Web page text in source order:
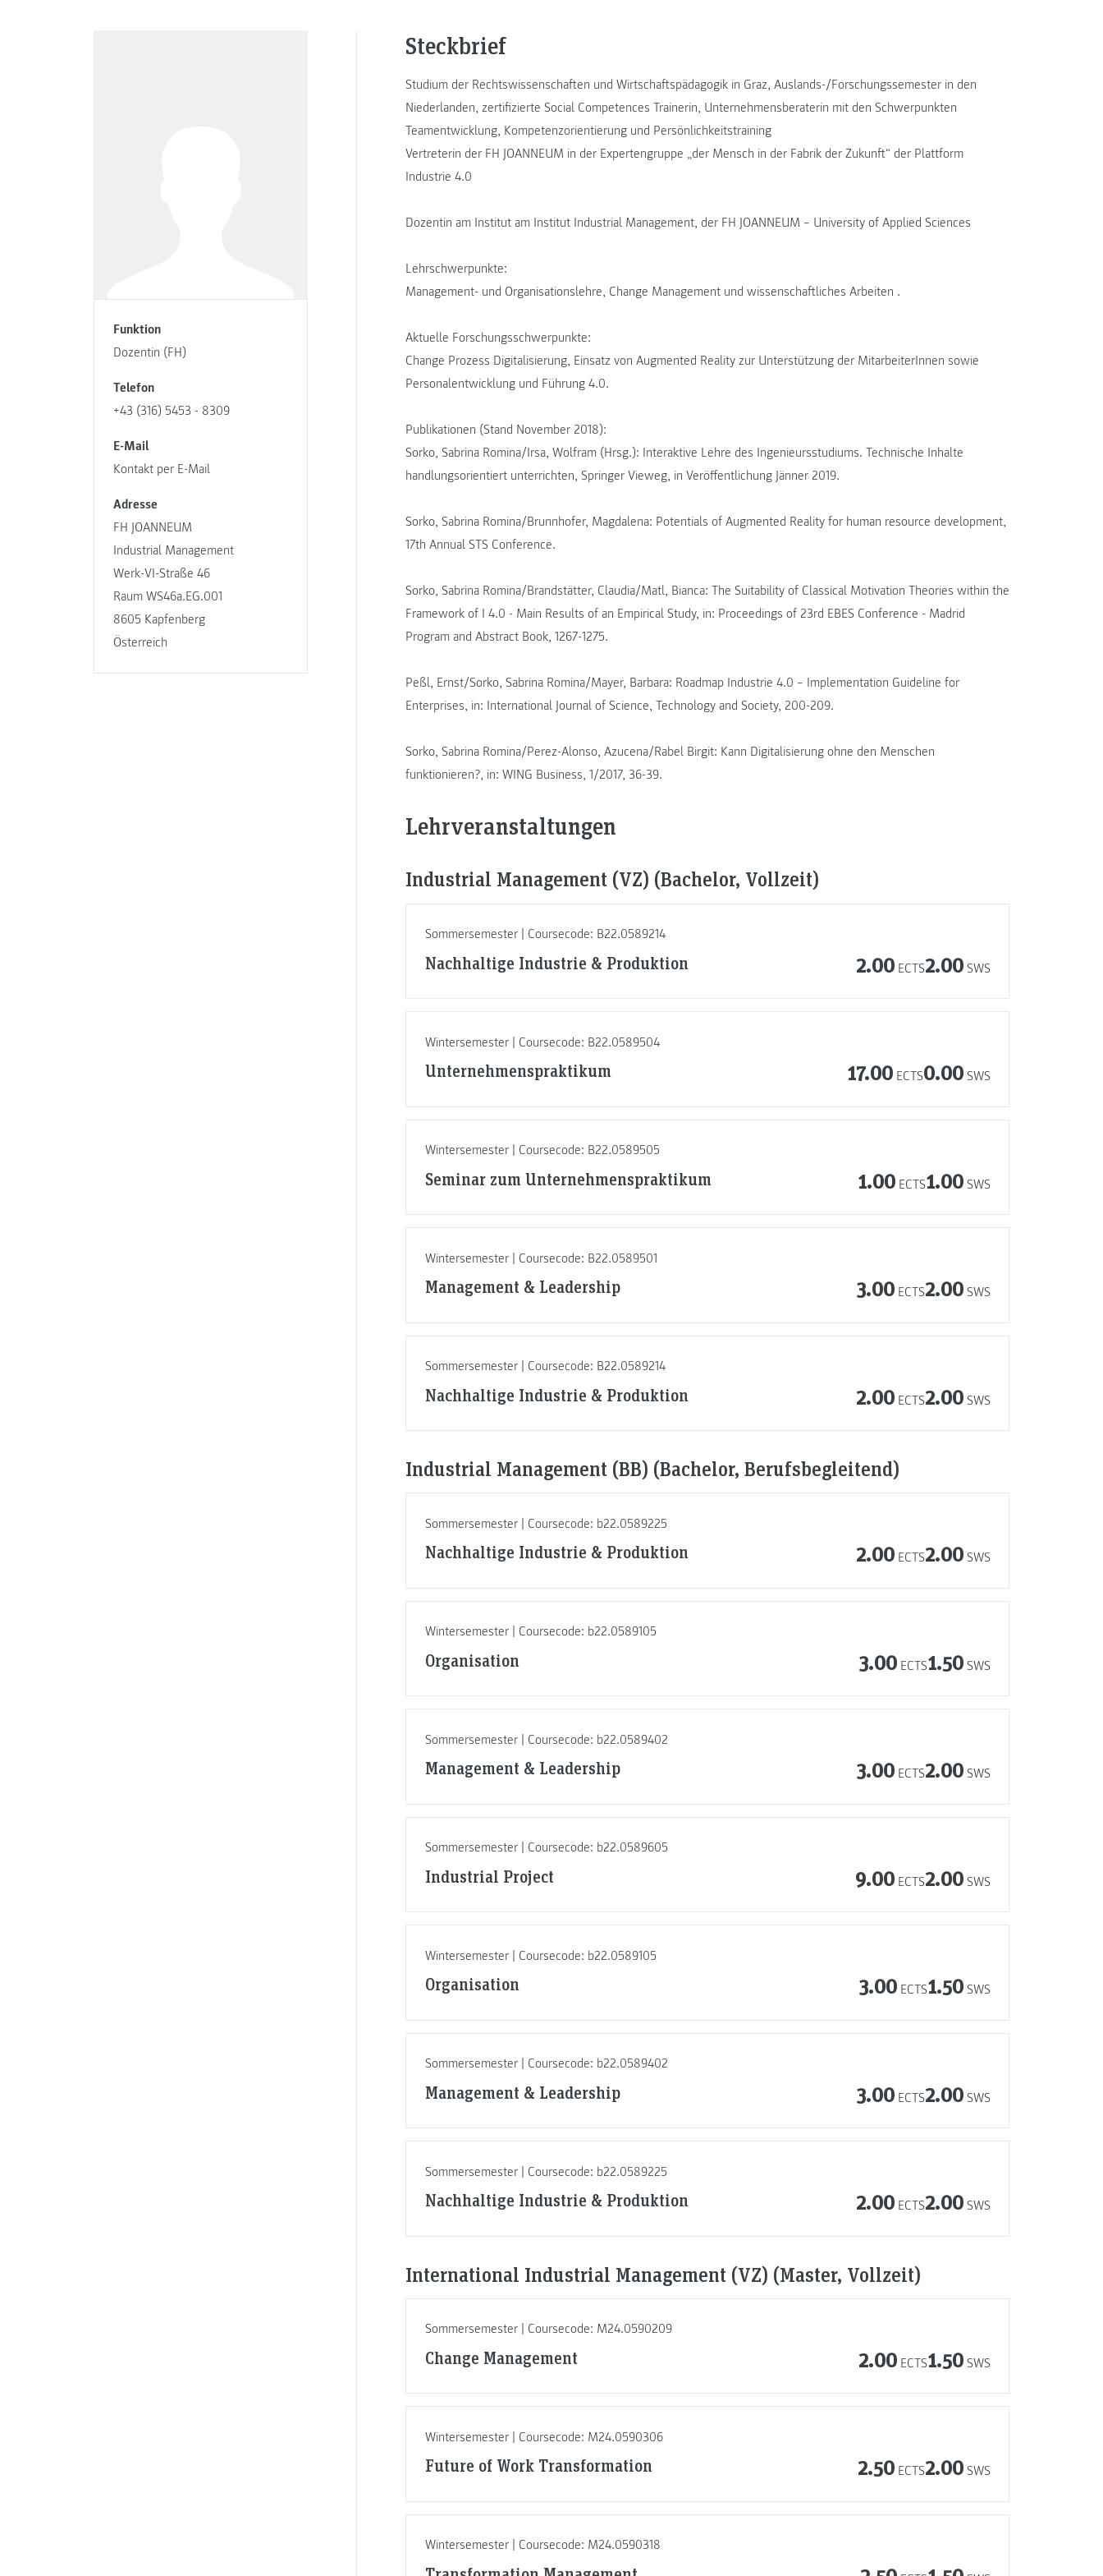
Funktion
Dozentin (FH)
Telefon
+43 (316) 5453 - 8309
E-Mail
Kontakt per E-Mail
Adresse
FH JOANNEUM
Industrial Management
Werk-VI-Straße 46
Raum WS46a.EG.001
8605 Kapfenberg
Österreich
Steckbrief
Studium der Rechtswissenschaften und Wirtschaftspädagogik in Graz, Auslands-/Forschungssemester in den
Niederlanden, zertifizierte Social Competences Trainerin, Unternehmensberaterin mit den Schwerpunkten
Teamentwicklung, Kompetenzorientierung und Persönlichkeitstraining
Vertreterin der FH JOANNEUM in der Expertengruppe „der Mensch in der Fabrik der Zukunft“ der Plattform
Industrie 4.0
Dozentin am Institut am Institut Industrial Management, der FH JOANNEUM – University of Applied Sciences
Lehrschwerpunkte:
Management- und Organisationslehre, Change Management und wissenschaftliches Arbeiten .
Aktuelle Forschungsschwerpunkte:
Change Prozess Digitalisierung, Einsatz von Augmented Reality zur Unterstützung der MitarbeiterInnen sowie
Personalentwicklung und Führung 4.0.
Publikationen (Stand November 2018):
Sorko, Sabrina Romina/Irsa, Wolfram (Hrsg.): Interaktive Lehre des Ingenieursstudiums. Technische Inhalte
handlungsorientiert unterrichten, Springer Vieweg, in Veröffentlichung Jänner 2019.
Sorko, Sabrina Romina/Brunnhofer, Magdalena: Potentials of Augmented Reality for human resource development,
17th Annual STS Conference.
Sorko, Sabrina Romina/Brandstätter, Claudia/Matl, Bianca: The Suitability of Classical Motivation Theories within the
Framework of I 4.0 - Main Results of an Empirical Study, in: Proceedings of 23rd EBES Conference - Madrid
Program and Abstract Book, 1267-1275.
Peßl, Ernst/Sorko, Sabrina Romina/Mayer, Barbara: Roadmap Industrie 4.0 – Implementation Guideline for
Enterprises, in: International Journal of Science, Technology and Society, 200-209.
Sorko, Sabrina Romina/Perez-Alonso, Azucena/Rabel Birgit: Kann Digitalisierung ohne den Menschen
funktionieren?, in: WING Business, 1/2017, 36-39.
Lehrveranstaltungen
Industrial Management (VZ) (Bachelor, Vollzeit)
Sommersemester | Coursecode: B22.0589214
Nachhaltige Industrie & Produktion 2.00 ECTS2.00 SWS
Wintersemester | Coursecode: B22.0589504
Unternehmenspraktikum 17.00 ECTS0.00 SWS
Wintersemester | Coursecode: B22.0589505
Seminar zum Unternehmenspraktikum 1.00 ECTS1.00 SWS
Wintersemester | Coursecode: B22.0589501
Management & Leadership 3.00 ECTS2.00 SWS
Sommersemester | Coursecode: B22.0589214
Nachhaltige Industrie & Produktion 2.00 ECTS2.00 SWS
Industrial Management (BB) (Bachelor, Berufsbegleitend)
Sommersemester | Coursecode: b22.0589225
Nachhaltige Industrie & Produktion 2.00 ECTS2.00 SWS
Wintersemester | Coursecode: b22.0589105
Organisation 3.00 ECTS1.50 SWS
Sommersemester | Coursecode: b22.0589402
Management & Leadership 3.00 ECTS2.00 SWS
Sommersemester | Coursecode: b22.0589605
Industrial Project 9.00 ECTS2.00 SWS
Wintersemester | Coursecode: b22.0589105
Organisation 3.00 ECTS1.50 SWS
Sommersemester | Coursecode: b22.0589402
Management & Leadership 3.00 ECTS2.00 SWS
Sommersemester | Coursecode: b22.0589225
Nachhaltige Industrie & Produktion 2.00 ECTS2.00 SWS
International Industrial Management (VZ) (Master, Vollzeit)
Sommersemester | Coursecode: M24.0590209
Change Management 2.00 ECTS1.50 SWS
Wintersemester | Coursecode: M24.0590306
Future of Work Transformation 2.50 ECTS2.00 SWS
Wintersemester | Coursecode: M24.0590318